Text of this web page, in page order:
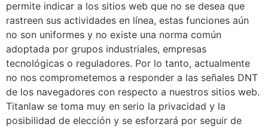
permite indicar a los sitios web que no se desea que
rastreen sus actividades en línea, estas funciones aún
no son uniformes y no existe una norma común
adoptada por grupos industriales, empresas
tecnológicas o reguladores. Por lo tanto, actualmente
no nos comprometemos a responder a las señales DNT
de los navegadores con respecto a nuestros sitios web.
Titanlaw se toma muy en serio la privacidad y la
posibilidad de elección y se esforzará por seguir de